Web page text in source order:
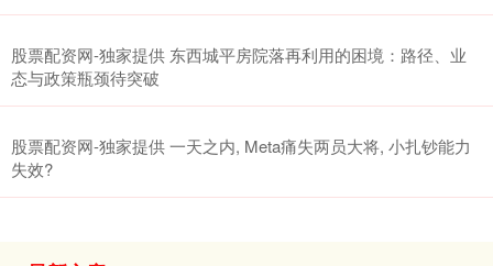
股票配资网-独家提供 东西城平房院落再利用的困境：路径、业
态与政策瓶颈待突破
股票配资网-独家提供 一天之内, Meta痛失两员大将, 小扎钞能力
失效?